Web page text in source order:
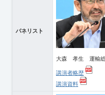
パネリスト
大森 孝生 運輸
講演者略歴
講演資料